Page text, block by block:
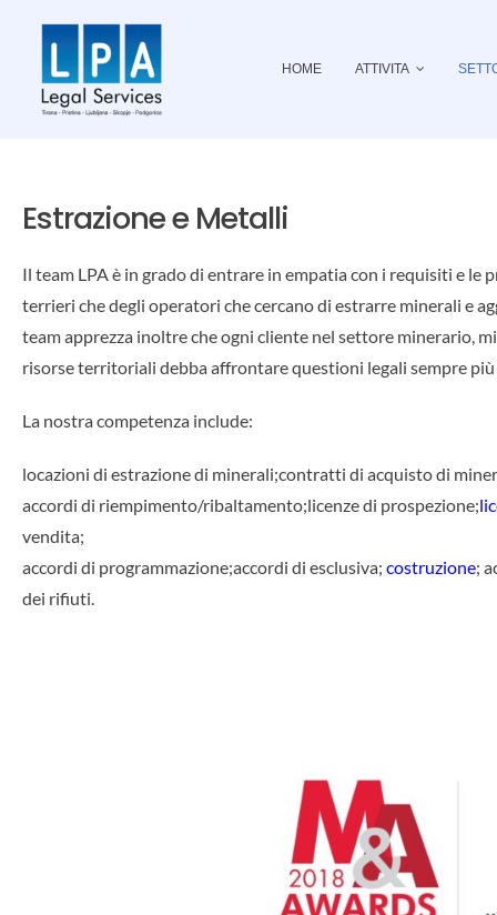
content
HOME ATTIVITA
Estrazione e Metalli
Il team LPA è in grado di entrare in empatia con i requisiti e le
terrieri che degli operatori che cercano di estrarre minerali e
team apprezza inoltre che ogni cliente nel settore minerario,
risorse territoriali debba affrontare questioni legali sempre più
La nostra competenza include:
locazioni di estrazione di minerali;contratti di acquisto di
accordi di riempimento/ribaltamento;licenze di prospezione;
vendita;
accordi di programmazione;accordi di esclusiva; costruzione;
dei rifiuti.